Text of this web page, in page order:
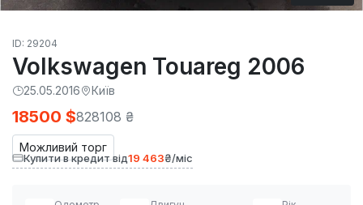
ID: 29204
Volkswagen Touareg 2006
25.05.2016 Київ
Можливий торг
18500 $828108 ₴
Купити в кредит від19 463₴/міс